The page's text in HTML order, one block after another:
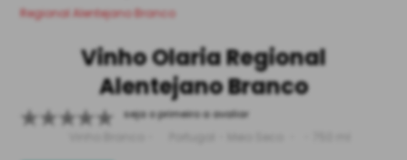
Regional Alentejano Branco
Vinho Olaria Regional
Alentejano Branco
seja o primeiro a avaliar